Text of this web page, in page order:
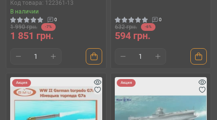
Код товара: 122361-13
В наличии
0
1 990 грн. -7%
1 851 грн.
0
632 грн. -6%
594 грн.
Акция Акция